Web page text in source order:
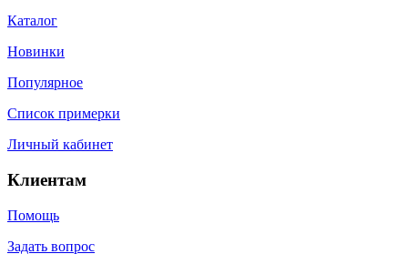
Каталог
Новинки
Популярное
Список примерки
Личный кабинет
Клиентам
Помощь
Задать вопрос